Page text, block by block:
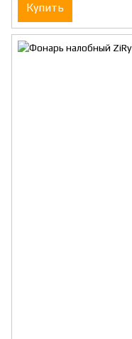
Купить